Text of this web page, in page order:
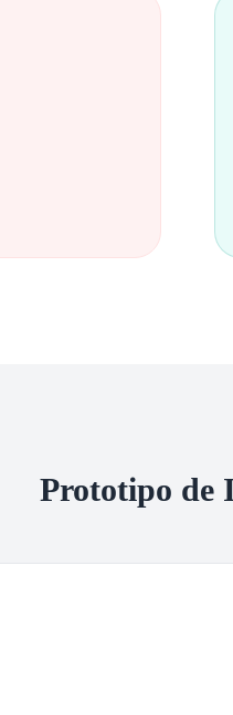
Prototipo de